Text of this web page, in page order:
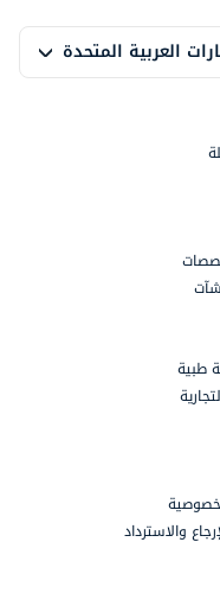
العربية المتحدة
طبية
والاسترداد